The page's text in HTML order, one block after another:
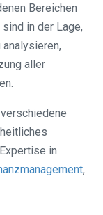
Bereichen
in der Lage,
aller
in
,